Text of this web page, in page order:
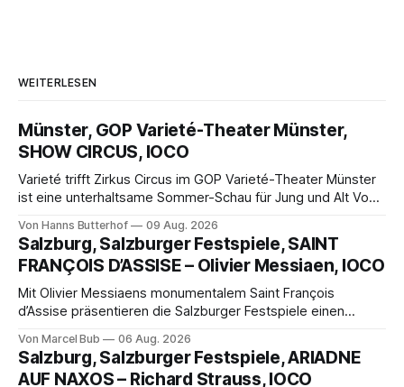
WEITERLESEN
Münster, GOP Varieté-Theater Münster,
SHOW CIRCUS, IOCO
Varieté trifft Zirkus Circus im GOP Varieté-Theater Münster
ist eine unterhaltsame Sommer-Schau für Jung und Alt Von
Münster der Vorhang zur neuen Show Circus hebt, erkundet
wohl auch eine junge Frau, wie es ist, wenn der Zirkus ins
Varieté kommt.
Von Hanns Butterhof 09 Aug. 2026
Salzburg, Salzburger Festspiele, SAINT
FRANÇOIS D’ASSISE – Olivier Messiaen, IOCO
Mit Olivier Messiaens monumentalem Saint François
d’Assise präsentieren die Salzburger Festspiele einen
eine bildgewaltige Inszenierung, Maxime Pascal entfaltet
die komplexe Partitur eindrucksvoll, Philippe Sly berührt als
Von Marcel Bub 06 Aug. 2026
Salzburg, Salzburger Festspiele, ARIADNE
AUF NAXOS – Richard Strauss, IOCO